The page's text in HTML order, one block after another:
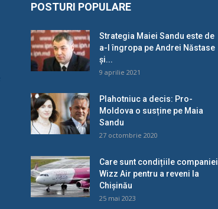
POSTURI POPULARE
Strategia Maiei Sandu este de
a-l îngropa pe Andrei Năstase
și...
9 aprilie 2021
Plahotniuc a decis: Pro-
Moldova o susține pe Maia
Sandu
27 octombrie 2020
Care sunt condițiile companiei
Wizz Air pentru a reveni la
Chișinău
25 mai 2023